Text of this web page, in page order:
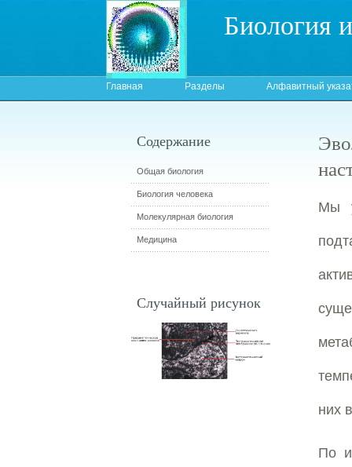
Биология
Главная Разделы Алфавитный
Мы
них
По
Содержание
Общая биология
Биология человека
Молекулярная биология
Медицина
Случайный рисунок